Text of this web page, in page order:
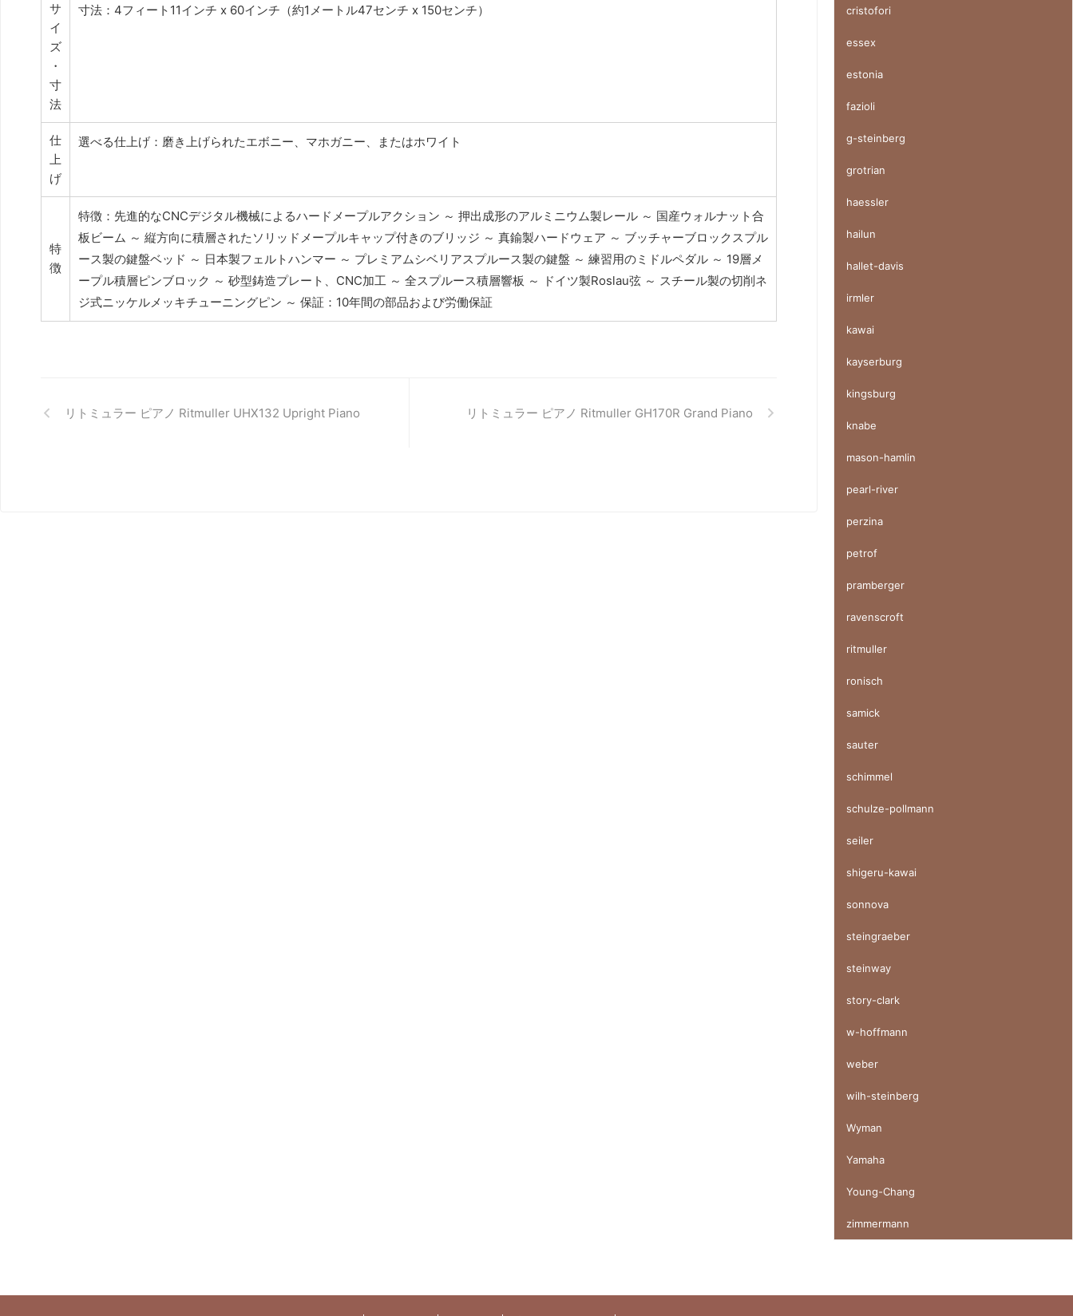
サ
イ
ズ
・
寸
法
寸法：4フィート11インチ x 60インチ（約1メートル47センチ x 150センチ）
仕
上
げ
選べる仕上げ：磨き上げられたエボニー、マホガニー、またはホワイト
特
徴
特徴：先進的なCNCデジタル機械によるハードメープルアクション ～ 押出成形のアルミニウム製レール ～ 国産ウォルナット合
板ビーム ～ 縦方向に積層されたソリッドメープルキャップ付きのブリッジ ～ 真鍮製ハードウェア ～ ブッチャーブロックスプル
ース製の鍵盤ベッド ～ 日本製フェルトハンマー ～ プレミアムシベリアスプルース製の鍵盤 ～ 練習用のミドルペダル ～ 19層メ
ープル積層ピンブロック ～ 砂型鋳造プレート、CNC加工 ～ 全スプルース積層響板 ～ ドイツ製Roslau弦 ～ スチール製の切削ネ
ジ式ニッケルメッキチューニングピン ～ 保証：10年間の部品および労働保証
リトミュラー ピアノ Ritmuller UHX132 Upright Piano リトミュラー ピアノ Ritmuller GH170R Grand Piano
cristofori
essex
estonia
fazioli
g-steinberg
grotrian
haessler
hailun
hallet-davis
irmler
kawai
kayserburg
kingsburg
knabe
mason-hamlin
pearl-river
perzina
petrof
pramberger
ravenscroft
ritmuller
ronisch
samick
sauter
schimmel
schulze-pollmann
seiler
shigeru-kawai
sonnova
steingraeber
steinway
story-clark
w-hoffmann
weber
wilh-steinberg
Wyman
Yamaha
Young-Chang
zimmermann